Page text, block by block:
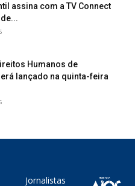
assina com a TV Connect
Humanos de
lançado na quinta-feira
Jornalistas